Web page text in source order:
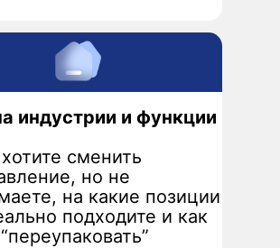
индустрии и функции
сменить
но не
на какие позиции
подходите и как